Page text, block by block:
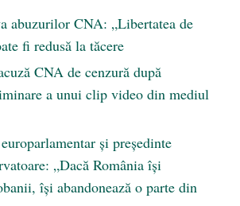
abuzurilor CNA: „Libertatea de
fi redusă la tăcere
CNA de cenzură după
a unui clip video din mediul
și președinte
„Dacă România își
își abandonează o parte din